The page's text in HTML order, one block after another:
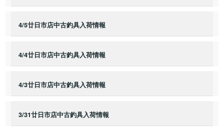
4/5廿日市店中古釣具入荷情報
4/4廿日市店中古釣具入荷情報
4/3廿日市店中古釣具入荷情報
3/31廿日市店中古釣具入荷情報